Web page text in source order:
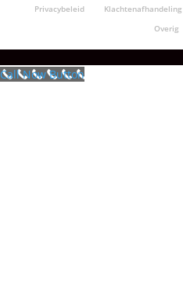
Privacybeleid
Klachtenafhandeling
Overig
Call Now Button